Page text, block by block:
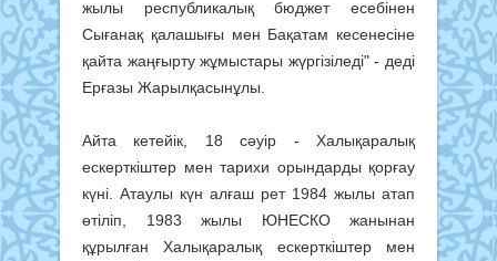
жылы республикалық бюджет есебінен
Сығанақ қалашығы мен Бақатам кесенесіне
қайта жаңғырту жұмыстары жүргізіледі" - деді
Ерғазы Жарылқасынұлы.
Айта кетейік, 18 сәуір - Халықаралық
ескерткіштер мен тарихи орындарды қорғау
күні. Атаулы күн алғаш рет 1984 жылы атап
өтіліп, 1983 жылы ЮНЕСКО жанынан
құрылған Халықаралық ескерткіштер мен